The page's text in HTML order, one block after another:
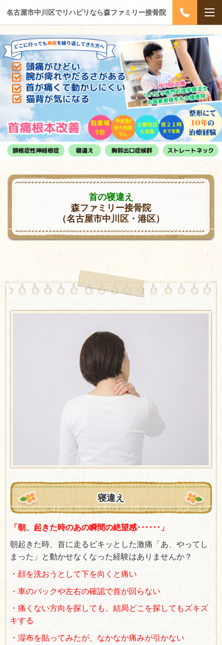
名古屋市中川区でリハビリなら森ファミリー接骨院
首の寝違え
森ファミリー接骨院
（名古屋市中川区・港区）
寝違え
「朝、起きた時のあの瞬間の絶望感･･････」
朝起きた時、首に走るピキッとした激痛「あ、やってし
まった」と動かせなくなった経験はありませんか？
・顔を洗おうとして下を向くと痛い
・車のバックや左右の確認で首が回らない
・痛くない方向を探しても、結局どこを探してもズキズ
キする
・湿布を貼ってみたが、なかなか痛みが引かない